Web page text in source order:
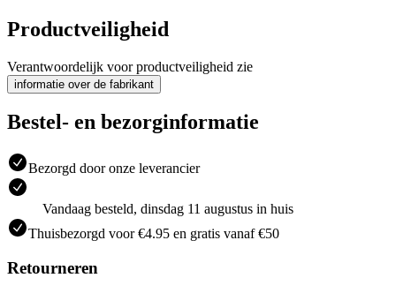
Productveiligheid
Verantwoordelijk voor productveiligheid zie
informatie over de fabrikant
Bestel- en bezorginformatie
Bezorgd door onze leverancier
Vandaag besteld, dinsdag 11 augustus in huis
Thuisbezorgd voor €4.95 en gratis vanaf €50
Retourneren